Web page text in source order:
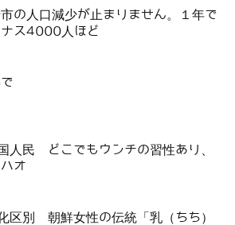
の人口減少が止まりません。１年で
ス4000人ほど
人民 どこでもウンチの習性あり、
オ
区別 朝鮮女性の伝統「乳（ちち）